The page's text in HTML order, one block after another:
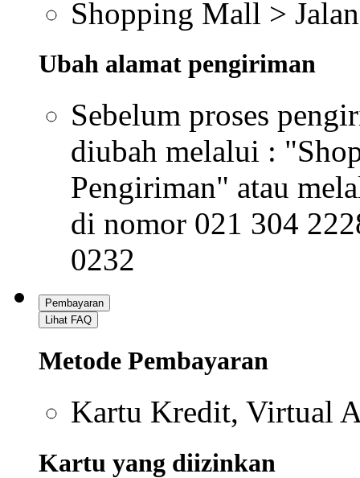
Shopping Mall >
Ubah alamat pengiriman
Sebelum proses
diubah melalui :
Pengiriman" atau
di nomor 021 304
0232
Pembayaran
Lihat FAQ
Metode Pembayaran
Kartu Kredit, Virtual
Kartu yang diizinkan